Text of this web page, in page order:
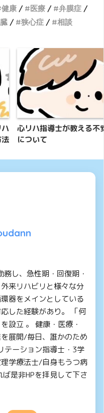
健康 医療
弁膜症
狭心症 相談
心リハ指導士が教える不
について
し、急性期・回復期・
来リハビリと様々な分
器をメインとしている
した経験があり。 「何
設立 。 健康・医療・
展開/毎日、誰かのため
テーション指導士・3学
学療法士/自身もうつ病
是非HPを拝見して下さ